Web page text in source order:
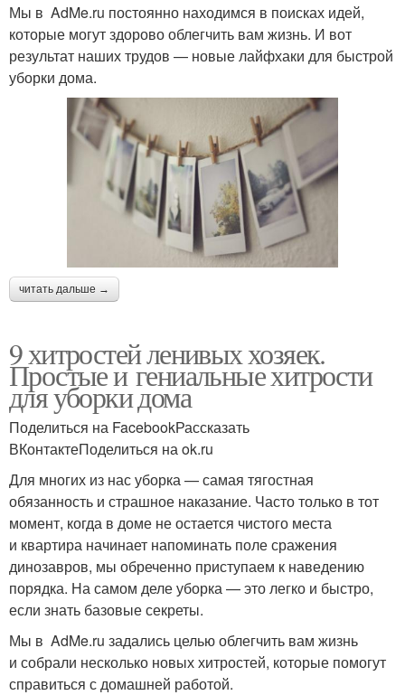
Мы в AdMe.ru постоянно находимся в поисках идей,
которые могут здорово облегчить вам жизнь. И вот
результат наших трудов — новые лайфхаки для быстрой
уборки дома.
читать дальше →
9 хитростей ленивых хозяек.
Простые и гениальные хитрости
для уборки дома
Поделиться на FacebookРассказать
ВКонтактеПоделиться на ok.ru
Для многих из нас уборка — самая тягостная
обязанность и страшное наказание. Часто только в тот
момент, когда в доме не остается чистого места
и квартира начинает напоминать поле сражения
динозавров, мы обреченно приступаем к наведению
порядка. На самом деле уборка — это легко и быстро,
если знать базовые секреты.
Мы в AdMe.ru задались целью облегчить вам жизнь
и собрали несколько новых хитростей, которые помогут
справиться с домашней работой.